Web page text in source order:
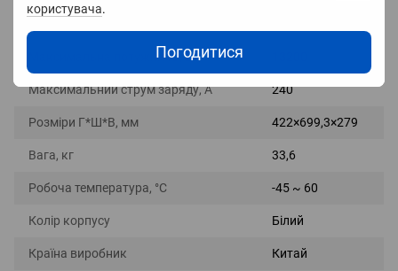
користувача.
Погодитися
Максимальна потужність, Вт
Максимальний струм заряду, А 240
Розміри Г*Ш*В, мм 422×699,3×279
Вага, кг 33,6
Робоча температура, °С -45 ~ 60
Колір корпусу Білий
Країна виробник Китай